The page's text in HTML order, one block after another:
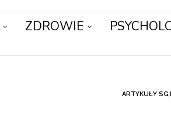
ZDROWIE
ARTYKUŁY SG,